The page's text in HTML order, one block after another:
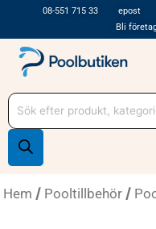
till
innehåll
08-551 715 33 epost
Bli
Produktsökning
Hem / Pooltillbehör /